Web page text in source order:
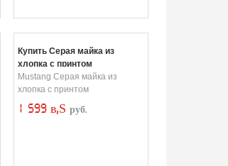
Купить Серая майка из
хлопка с принтом
Mustang Серая майка из
хлопка с принтом
1 599 в‚Ѕ руб.